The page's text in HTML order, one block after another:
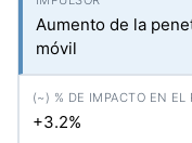
Aumento de la
móvil
+3.2%